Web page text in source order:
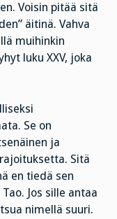
Voisin pitää sitä
äitinä. Vahva
muihinkin
luku XXV, joka
Se on
ja
Sitä
en tiedä sen
Jos sille antaa
nimellä suuri.